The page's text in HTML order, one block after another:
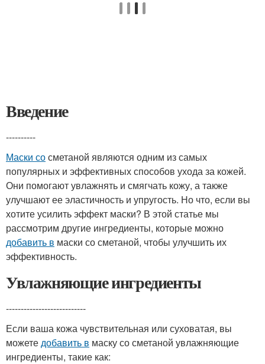
Введение
----------
Маски сосметаной являются одним из самых
популярных и эффективных способов ухода за кожей.
Они помогают увлажнять и смягчать кожу, а также
улучшают ее эластичность и упругость. Но что, если вы
хотите усилить эффект маски? В этой статье мы
рассмотрим другие ингредиенты, которые можно
добавить в маски со сметаной, чтобы улучшить их
эффективность.
Увлажняющие ингредиенты
---------------------------
Если ваша кожа чувствительная или суховатая, вы
можетедобавить в маску со сметаной увлажняющие
ингредиенты, такие как: